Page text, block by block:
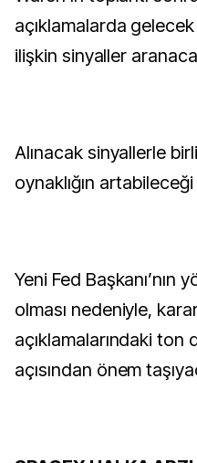
açıklamalarda
ilişkin sinyaller
Alınacak sinyallerle
oynaklığın
Yeni Fed Başkanı’nın
olması nedeniyle,
açıklamalarındaki ton
açısından önem